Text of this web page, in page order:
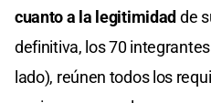
cuanto a la legitimidad de
definitiva, los 70
lado), reúnen todos los